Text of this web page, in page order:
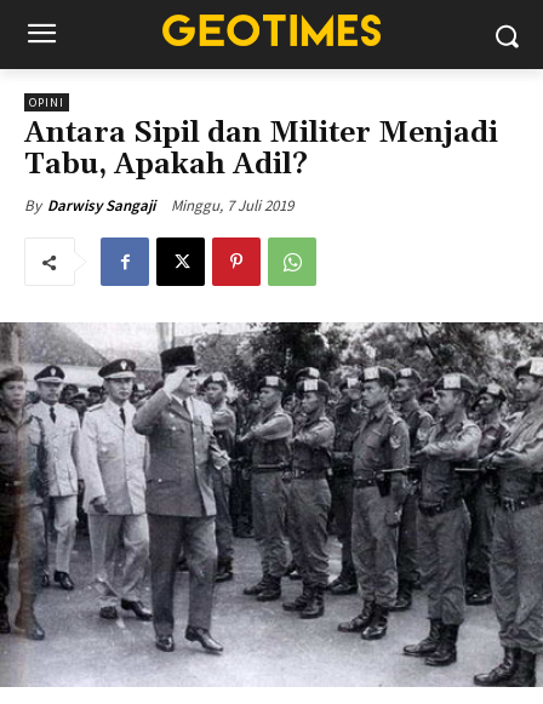
OPINI
Antara Sipil dan Militer Menjadi
Tabu, Apakah Adil?
By Darwisy Sangaji Minggu, 7 Juli 2019